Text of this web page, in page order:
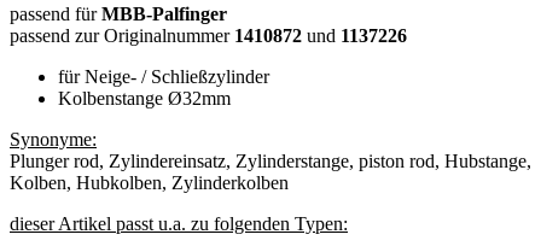
passend fürMBB-Palfinger
passend zur Originalnummer 1410872 und 1137226
für Neige- / Schließzylinder
Kolbenstange Ø32mm
Synonyme:
Plunger rod, Zylindereinsatz, Zylinderstange, piston rod, Hubstange,
Kolben, Hubkolben, Zylinderkolben
dieser Artikel passt u.a. zu folgenden Typen: